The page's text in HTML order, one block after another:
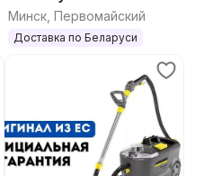
насадка для окон
Минск, Первомайский
Доставка по Беларуси